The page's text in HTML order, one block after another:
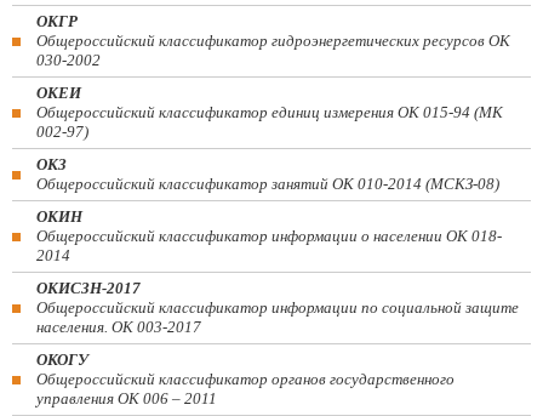
ОКГР
Общероссийский классификатор гидроэнергетических ресурсов ОК
030-2002
ОКЕИ
Общероссийский классификатор единиц измерения ОК 015-94 (МК
002-97)
ОКЗ
Общероссийский классификатор занятий ОК 010-2014 (МСКЗ-08)
ОКИН
Общероссийский классификатор информации о населении ОК 018-
2014
ОКИСЗН-2017
Общероссийский классификатор информации по социальной защите
населения. ОК 003-2017
ОКОГУ
Общероссийский классификатор органов государственного
управления ОК 006 – 2011